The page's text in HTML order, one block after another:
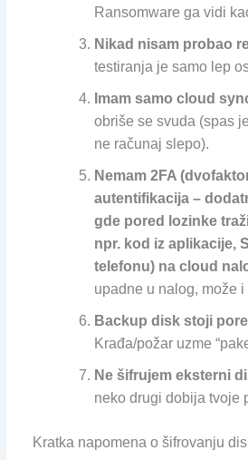
Ransomware ga vidi
Nikad nisam probao
testiranja je samo lep
Imam samo cloud
obriše se svuda (spas
ne računaj slepo).
Nemam 2FA
autentifikacija –
gde pored lozinke
npr. kod iz aplikacije,
telefonu) na cloud
upadne u nalog, može
Backup disk stoji
Krađa/požar uzme
Ne šifrujem eksterni
neko drugi dobija tvoje
Kratka napomena o šifrovanju